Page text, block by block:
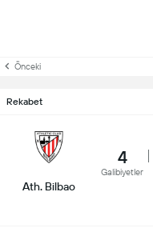
Önceki
Rekabet
Ath. Bilbao
4
Galibiyetler